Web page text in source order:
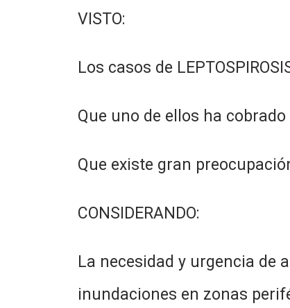
VISTO:
Los casos de
Que uno de ellos ha
Que existe gran
CONSIDERANDO:
La necesidad y urgencia de
inundaciones en zonas